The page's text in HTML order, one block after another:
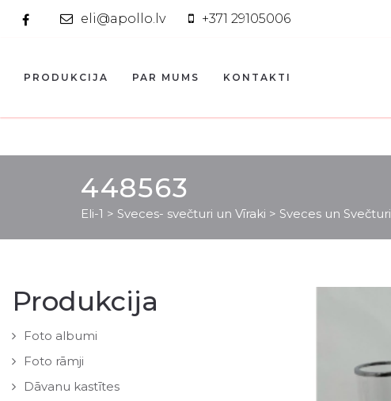
eli@apollo.lv +371 29105006
PRODUKCIJA PAR MUMS KONTAKTI
448563
Eli-1 > Sveces- svečturi un Vīraki > Sveces un Svečturi
Produkcija
Foto albumi
Foto rāmji
Dāvanu kastītes